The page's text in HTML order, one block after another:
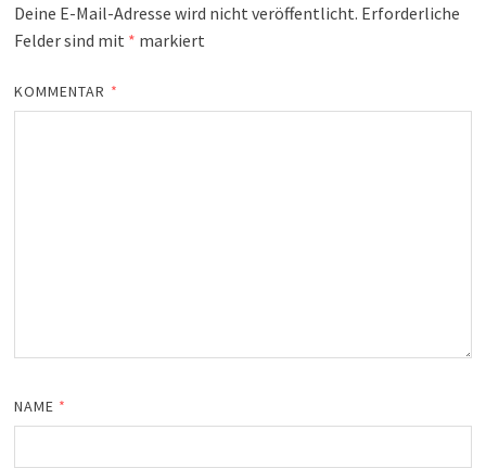
Deine E-Mail-Adresse wird nicht veröffentlicht. Erforderliche
Felder sind mit * markiert
KOMMENTAR *
NAME *